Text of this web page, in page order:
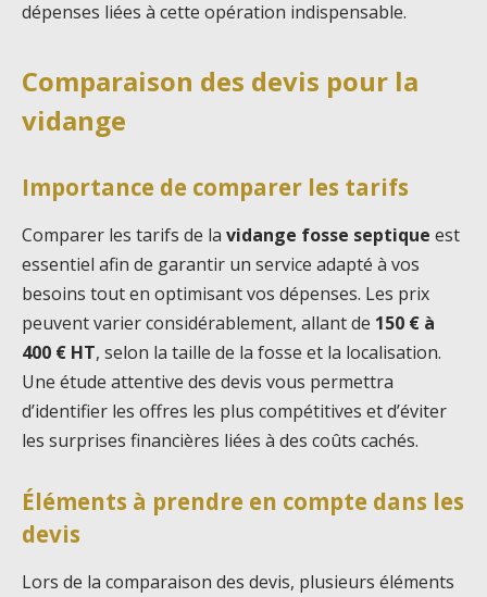
dépenses liées à cette opération indispensable.
Comparaison des devis pour la
vidange
Importance de comparer les tarifs
Comparer les tarifs de la vidange fosse septique est
essentiel afin de garantir un service adapté à vos
besoins tout en optimisant vos dépenses. Les prix
peuvent varier considérablement, allant de 150 € à
400 € HT, selon la taille de la fosse et la localisation.
Une étude attentive des devis vous permettra
d’identifier les offres les plus compétitives et d’éviter
les surprises financières liées à des coûts cachés.
Éléments à prendre en compte dans les
devis
Lors de la comparaison des devis, plusieurs éléments